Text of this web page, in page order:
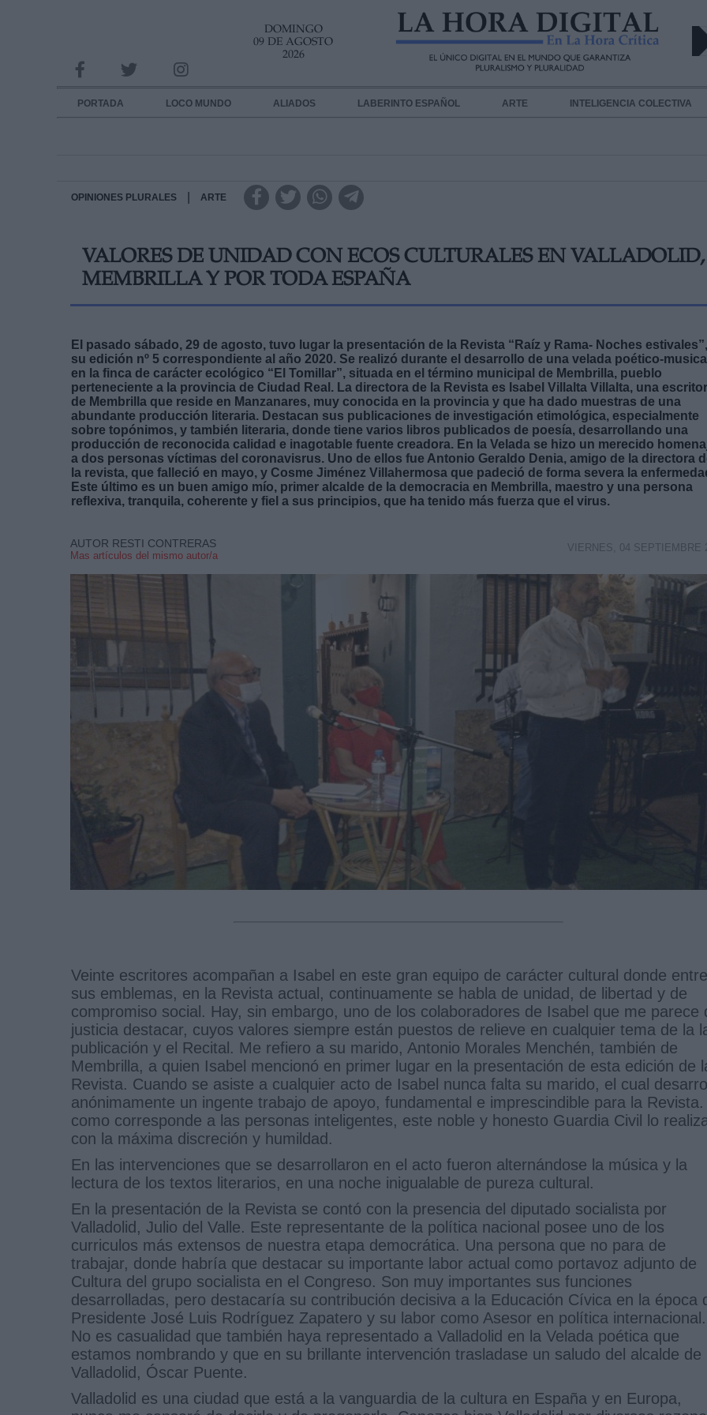
DOMINGO
09 DE AGOSTO
2026
PORTADA LOCO MUNDO ALIADOS LABERINTO ESPAÑOL ARTE INTELIGENCIA COLECTIVA
OPINIONES PLURALES ARTE
VALORES DE UNIDAD CON ECOS CULTURALES EN VALLADOLID,
MEMBRILLA Y POR TODA ESPAÑA
El pasado sábado, 29 de agosto, tuvo lugar la presentación de la Revista “Raíz y Rama- Noches
su edición nº 5 correspondiente al año 2020. Se realizó durante el desarrollo de una velada poético-
en la finca de carácter ecológico “El Tomillar”, situada en el término municipal de Membrilla, pueblo
perteneciente a la provincia de Ciudad Real. La directora de la Revista es Isabel Villalta Villalta, una
de Membrilla que reside en Manzanares, muy conocida en la provincia y que ha dado muestras de una
abundante producción literaria. Destacan sus publicaciones de investigación etimológica, especialmente
sobre topónimos, y también literaria, donde tiene varios libros publicados de poesía, desarrollando una
producción de reconocida calidad e inagotable fuente creadora. En la Velada se hizo un merecido
a dos personas víctimas del coronavisrus. Uno de ellos fue Antonio Geraldo Denia, amigo de la directora
la revista, que falleció en mayo, y Cosme Jiménez Villahermosa que padeció de forma severa la
Este último es un buen amigo mío, primer alcalde de la democracia en Membrilla, maestro y una persona
reflexiva, tranquila, coherente y fiel a sus principios, que ha tenido más fuerza que el virus.
AUTOR RESTI CONTRERAS
Mas artículos del mismo autor/a
VIERNES, 04 SEPTIEMBRE
Veinte escritores acompañan a Isabel en este gran equipo de carácter cultural donde entre
sus emblemas, en la Revista actual, continuamente se habla de unidad, de libertad y de
compromiso social. Hay, sin embargo, uno de los colaboradores de Isabel que me parece
justicia destacar, cuyos valores siempre están puestos de relieve en cualquier tema de la
publicación y el Recital. Me refiero a su marido, Antonio Morales Menchén, también de
Membrilla, a quien Isabel mencionó en primer lugar en la presentación de esta edición de
Revista. Cuando se asiste a cualquier acto de Isabel nunca falta su marido, el cual
anónimamente un ingente trabajo de apoyo, fundamental e imprescindible para la Revista.
como corresponde a las personas inteligentes, este noble y honesto Guardia Civil lo
con la máxima discreción y humildad.
En las intervenciones que se desarrollaron en el acto fueron alternándose la música y la
lectura de los textos literarios, en una noche inigualable de pureza cultural.
En la presentación de la Revista se contó con la presencia del diputado socialista por
Valladolid, Julio del Valle. Este representante de la política nacional posee uno de los
curriculos más extensos de nuestra etapa democrática. Una persona que no para de
trabajar, donde habría que destacar su importante labor actual como portavoz adjunto de
Cultura del grupo socialista en el Congreso. Son muy importantes sus funciones
desarrolladas, pero destacaría su contribución decisiva a la Educación Cívica en la época
Presidente José Luis Rodríguez Zapatero y su labor como Asesor en política internacional.
No es casualidad que también haya representado a Valladolid en la Velada poética que
estamos nombrando y que en su brillante intervención trasladase un saludo del alcalde de
Valladolid, Óscar Puente.
Valladolid es una ciudad que está a la vanguardia de la cultura en España y en Europa,
INFORMACION SOBRE LA PROTECCIÓN DE TUS DATOS
Responsable:
Destinatarios:
link
Información adicional
link